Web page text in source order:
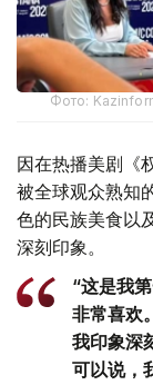
Фото:
因在热播美剧《
被全球观众熟知
色的民族美食以
深刻印象。
“这是我
非常喜欢
我印象深
可以说，